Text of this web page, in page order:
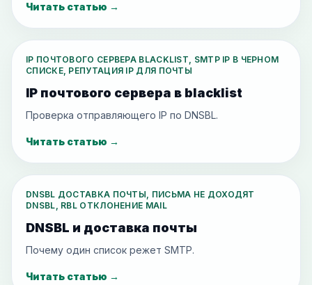
Читать статью →
IP ПОЧТОВОГО СЕРВЕРА BLACKLIST, SMTP IP В ЧЕРНОМ
СПИСКЕ, РЕПУТАЦИЯ IP ДЛЯ ПОЧТЫ
IP почтового сервера в blacklist
Проверка отправляющего IP по DNSBL.
Читать статью →
DNSBL ДОСТАВКА ПОЧТЫ, ПИСЬМА НЕ ДОХОДЯТ
DNSBL, RBL ОТКЛОНЕНИЕ MAIL
DNSBL и доставка почты
Почему один список режет SMTP.
Читать статью →